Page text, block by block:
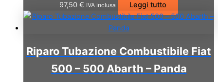
97,50 € IVA inclusa Leggi tutto
Riparo Tubazione Combustibile Fiat
500 – 500 Abarth – Panda